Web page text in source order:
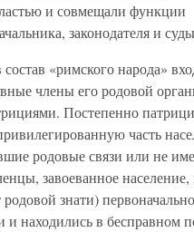
и совмещали функции
законодателя и
«римского народа»
члены его родовой
Постепенно
часть
родовые связи или не
завоеванное
знати)
и находились в бесправном